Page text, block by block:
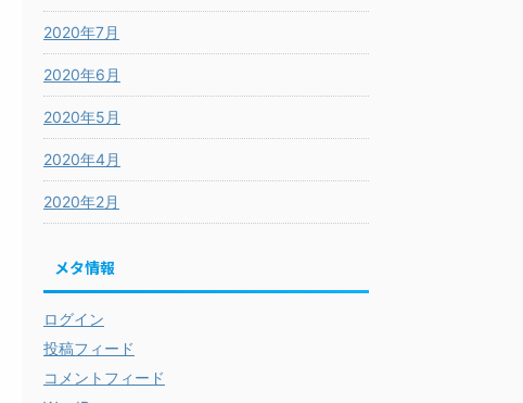
2020年7月
2020年6月
2020年5月
2020年4月
2020年2月
メタ情報
ログイン
投稿フィード
コメントフィード